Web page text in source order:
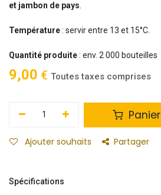
et jambon de pays.
Température: servir entre 13 et 15°C.
Quantité produite: env. 2 000 bouteilles
9,00 € Toutes taxes comprises
Panier
Ajouter souhaits Partager
Spécifications